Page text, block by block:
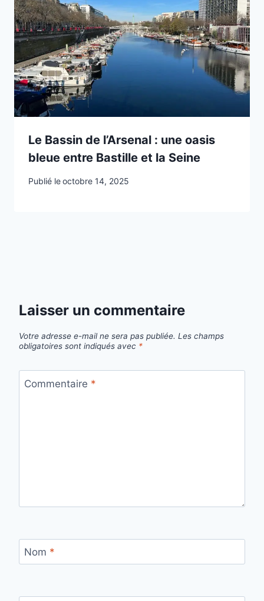
Le Bassin de l’Arsenal : une oasis
bleue entre Bastille et la Seine
Publié leoctobre 14, 2025
Laisser un commentaire
Votre adresse e-mail ne sera pas publiée. Les champs
obligatoires sont indiqués avec *
Commentaire *
Nom *